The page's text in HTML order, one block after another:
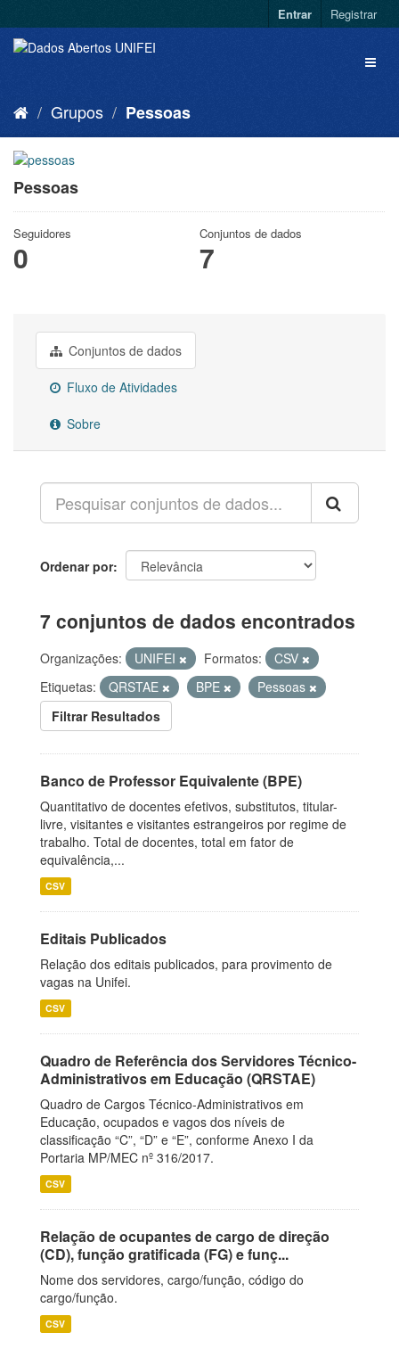
Entrar Registrar
Grupos Pessoas
Pessoas
Seguidores
0
Conjuntos de dados
7
Conjuntos de dados
Fluxo de Atividades
Sobre
Ordenar por
7 conjuntos de dados encontrados
Organizações: UNIFEI Formatos:
CSV
Etiquetas:
QRSTAE BPE
Pessoas
Filtrar Resultados
Banco de Professor Equivalente (BPE)
Quantitativo de docentes efetivos, substitutos, titular-
livre, visitantes e visitantes estrangeiros por regime de
trabalho. Total de docentes, total em fator de
equivalência,...
CSV
Editais Publicados
Relação dos editais publicados, para provimento de
vagas na Unifei.
CSV
Quadro de Referência dos Servidores Técnico-
Administrativos em Educação (QRSTAE)
Quadro de Cargos Técnico-Administrativos em
Educação, ocupados e vagos dos níveis de
classificação “C”, “D” e “E”, conforme Anexo I da
Portaria MP/MEC nº 316/2017.
CSV
Relação de ocupantes de cargo de direção
(CD), função gratificada (FG) e funç...
Nome dos servidores, cargo/função, código do
cargo/função.
CSV